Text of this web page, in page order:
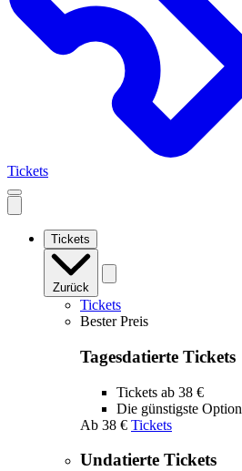
Tickets
Open
mobile
Tickets
Zurück
Tickets
Bester Preis
Tagesdatierte Tickets
Tickets ab 38 €
Die günstigste Option
Ab 38 € Tickets
Undatierte Tickets